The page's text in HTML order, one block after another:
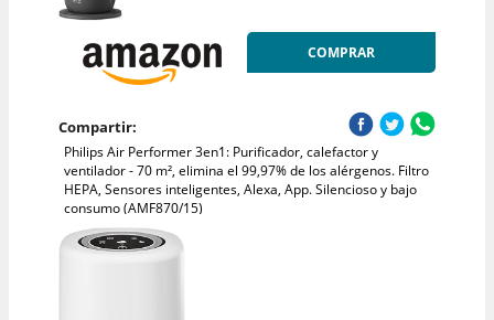
COMPRAR
Compartir:
Philips Air Performer 3en1: Purificador, calefactor y
ventilador - 70 m², elimina el 99,97% de los alérgenos. Filtro
HEPA, Sensores inteligentes, Alexa, App. Silencioso y bajo
consumo (AMF870/15)